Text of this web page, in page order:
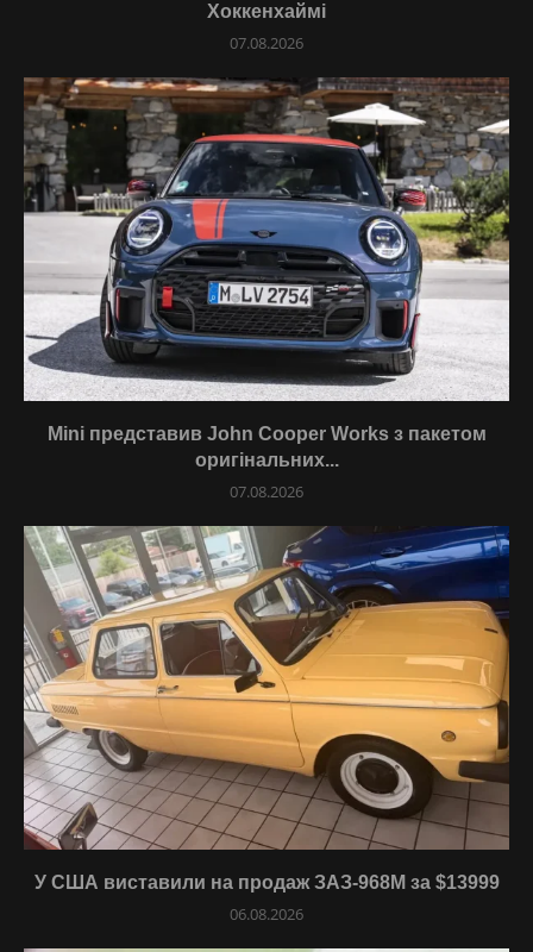
Хоккенхаймі
07.08.2026
Mini представив John Cooper Works з пакетом
оригінальних...
07.08.2026
У США виставили на продаж ЗАЗ-968М за $13999
06.08.2026